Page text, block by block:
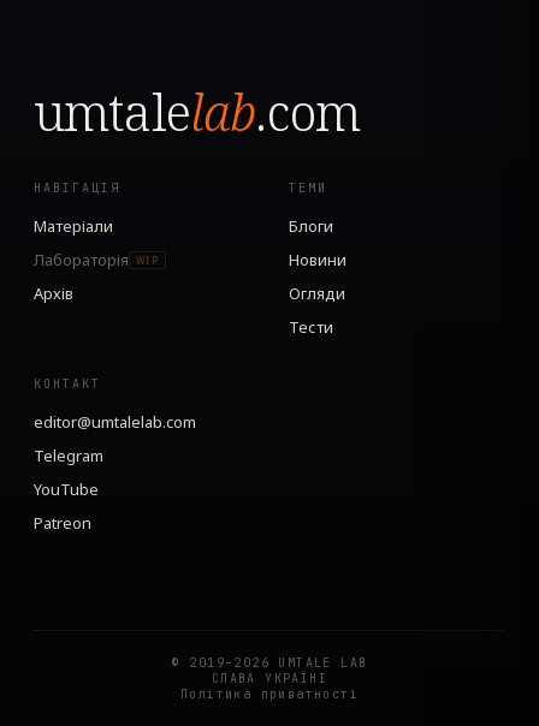
umtalelab.com
НАВІГАЦІЯ
Матеріали
Лабораторія
WIP
Архів
ТЕМИ
Блоги
Новини
Огляди
Тести
КОНТАКТ
editor@umtalelab.com
Telegram
YouTube
Patreon
© 2019–2026 UMTALE LAB
СЛАВА УКРАЇНІ
Політика приватності